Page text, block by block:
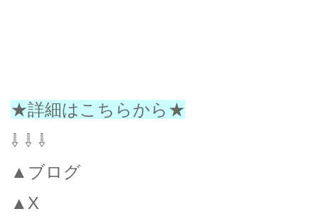
★詳細はこちらから★
⇩ ⇩ ⇩
▲ブログ
▲X